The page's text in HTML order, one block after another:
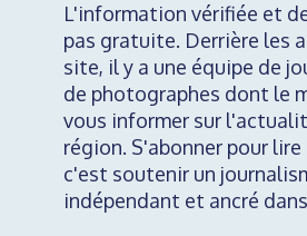
L'information vérifiée et
pas gratuite. Derrière les
site, il y a une équipe de
de photographes dont le
vous informer sur
région. S'abonner pour
c'est soutenir un
indépendant et ancré